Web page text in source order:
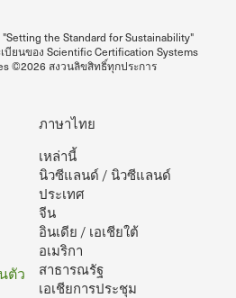
the Standard for Sustainability"
บียนของ Scientific Certification Systems
©2026 สงวนลิขสิทธิ์ทุกประการ
ภาษาไทย
เหล่านี้
นิวซีแลนด์ / นิวซีแลนด์
ประเทศ
จีน
อินเดีย / เอเชียใต้
อเมริกา
สาธารณรัฐ
เอเชียการประชุม
ตัว